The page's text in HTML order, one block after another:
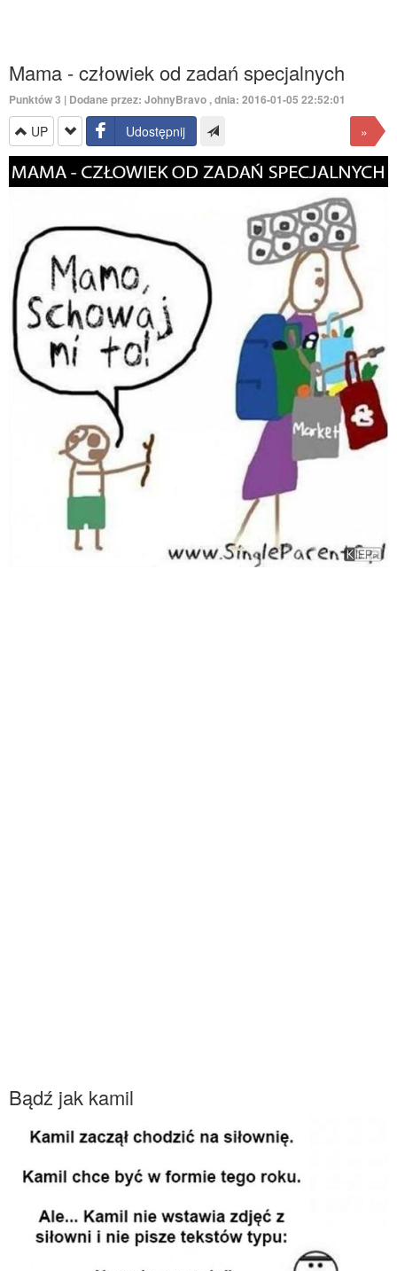
Mama - człowiek od zadań specjalnych
Punktów3 | Dodane przez: JohnyBravo, dnia: 2016-01-05 22:52:01
UP Udostępnij »
Bądź jak kamil